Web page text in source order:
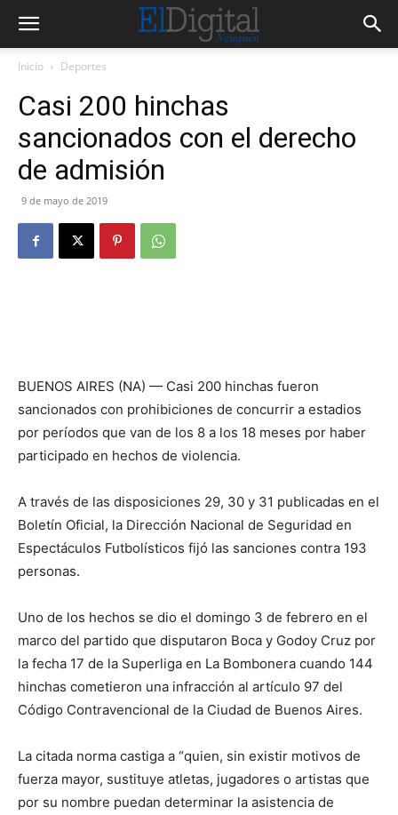
Inicio Deportes
Casi 200 hinchas
sancionados con el derecho
de admisión
9 de mayo de 2019
BUENOS AIRES (NA) — Casi 200 hinchas fueron
sancionados con prohibiciones de concurrir a estadios
por períodos que van de los 8 a los 18 meses por haber
participado en hechos de violencia.
A través de las disposiciones 29, 30 y 31 publicadas en el
Boletín Oficial, la Dirección Nacional de Seguridad en
Espectáculos Futbolísticos fijó las sanciones contra 193
personas.
Uno de los hechos se dio el domingo 3 de febrero en el
marco del partido que disputaron Boca y Godoy Cruz por
la fecha 17 de la Superliga en La Bombonera cuando 144
hinchas cometieron una infracción al artículo 97 del
Código Contravencional de la Ciudad de Buenos Aires.
La citada norma castiga a “quien, sin existir motivos de
fuerza mayor, sustituye atletas, jugadores o artistas que
por su nombre puedan determinar la asistencia de